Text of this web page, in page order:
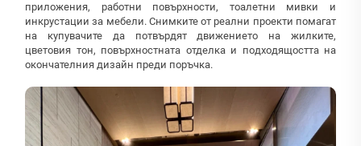
приложения, работни повърхности, тоалетни мивки и
инкрустации за мебели. Снимките от реални проекти помагат
на купувачите да потвърдят движението на жилките,
цветовия тон, повърхностната отделка и подходящостта на
окончателния дизайн преди поръчка.